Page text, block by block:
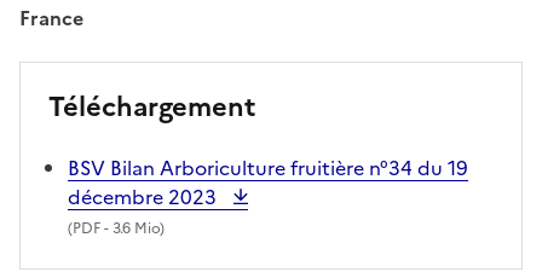
France
Téléchargement
BSV Bilan Arboriculture fruitière n°34 du 19
décembre 2023
(PDF- 3.6 Mio)